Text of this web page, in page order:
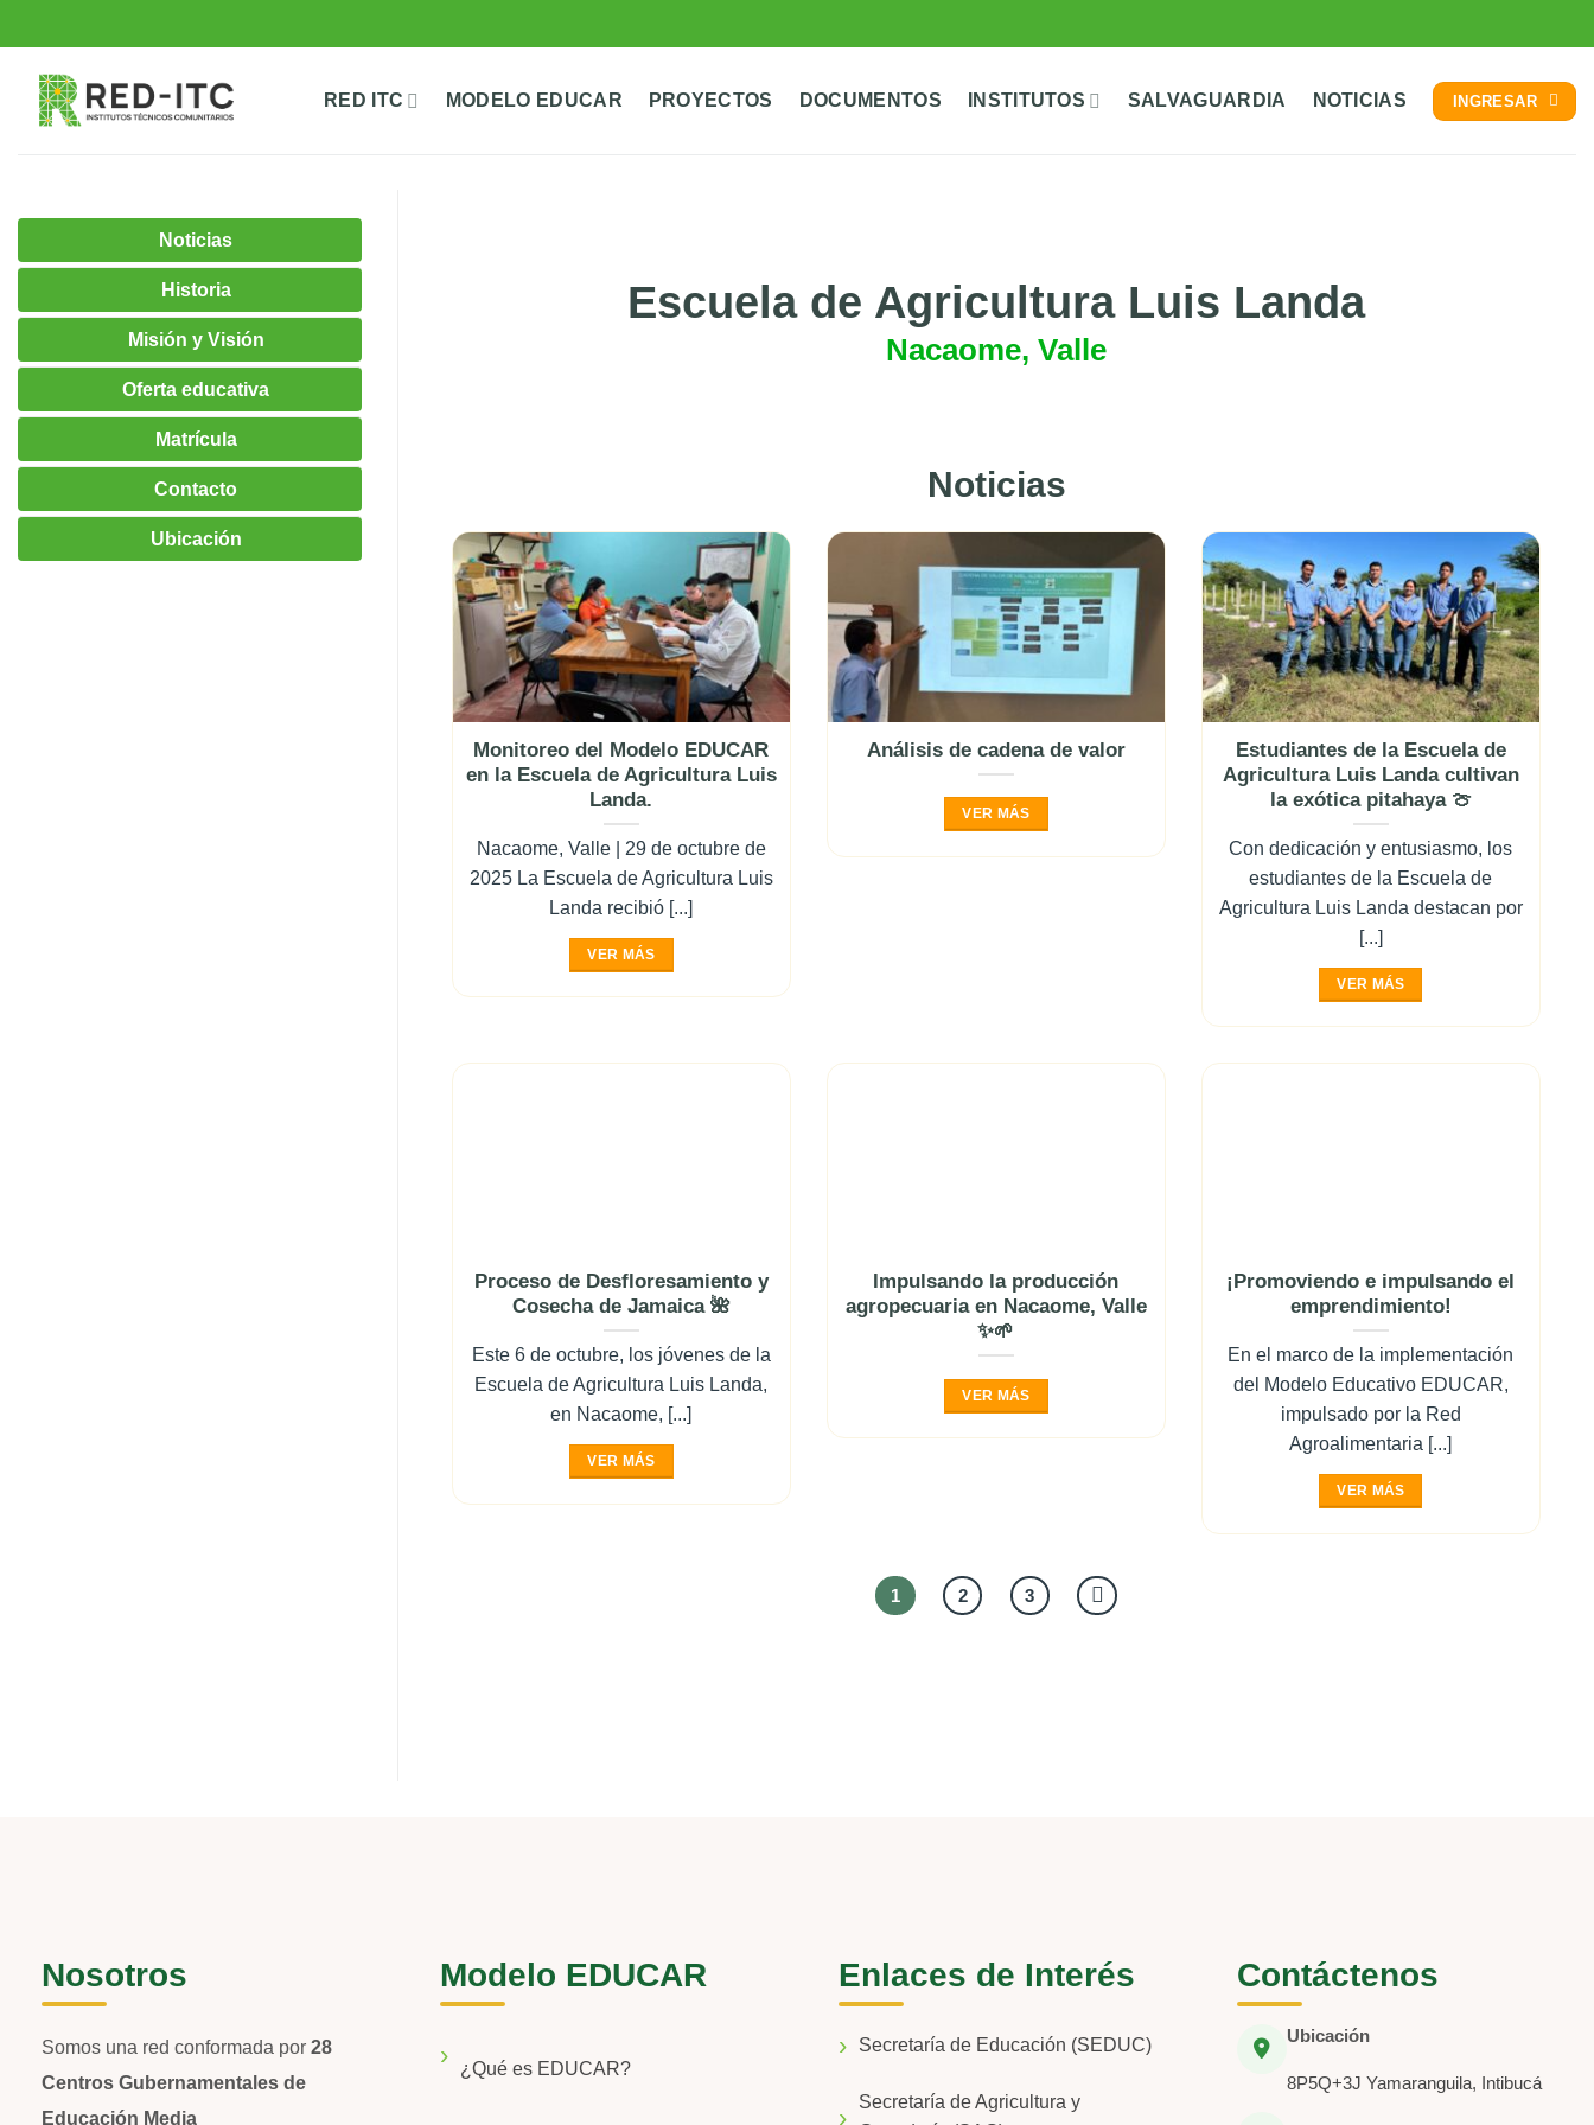
al
contenido
RED ITC
MODELO EDUCAR PROYECTOS DOCUMENTOS INSTITUTOS SALVAGUARDIA NOTICIAS INGRESAR
Escuela de Agricultura Luis Landa
Nacaome, Valle
Noticias
Monitoreo del Modelo EDUCAR
en la Escuela de Agricultura Luis
Landa.
Nacaome, Valle | 29 de octubre de
2025 La Escuela de Agricultura Luis
Landa recibió [...]
VER MÁS
Análisis de cadena de valor
VER MÁS
Estudiantes de la Escuela de
Agricultura Luis Landa cultivan
la exótica pitahaya 🍈
Con dedicación y entusiasmo, los
estudiantes de la Escuela de
Agricultura Luis Landa destacan por
[...]
VER MÁS
Proceso de Desfloresamiento y
Cosecha de Jamaica 🌺
Este 6 de octubre, los jóvenes de la
Escuela de Agricultura Luis Landa,
en Nacaome, [...]
VER MÁS
Impulsando la producción
agropecuaria en Nacaome, Valle
✨🌱
VER MÁS
¡Promoviendo e impulsando el
emprendimiento!
En el marco de la implementación
del Modelo Educativo EDUCAR,
impulsado por la Red
Agroalimentaria [...]
VER MÁS
1 2 3
Noticias
Historia
Misión y Visión
Oferta educativa
Matrícula
Contacto
Ubicación
Nosotros
Somos una red conformada por 28
Centros Gubernamentales de
Educación Media
Modelo EDUCAR
¿Qué es EDUCAR?
Enlaces de Interés
Secretaría de Educación (SEDUC)
Secretaría de Agricultura y
Contáctenos
Ubicación
8P5Q+3J Yamaranguila, Intibucá